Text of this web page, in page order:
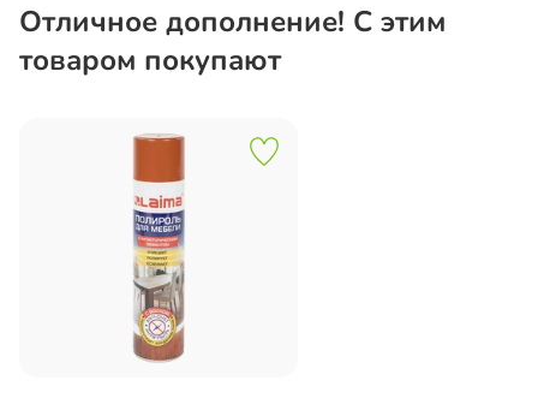
Отличное дополнение! С этим
товаром покупают